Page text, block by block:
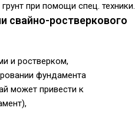
при помощи спец. техники.
свайно-ростверкового
и ростверком,
фундамента
может привести к